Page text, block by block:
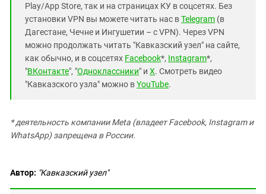
Play/App Store, так и на страницах КУ в соцсетях. Без
установки VPN вы можете читать нас вTelegram (в
Дагестане, Чечне и Ингушетии – с VPN). Через VPN
можно продолжать читать "Кавказский узел" на сайте,
как обычно, и в соцсетях Facebook*, Instagram*,
"ВКонтакте", "Одноклассники" и X. Смотреть видео
"Кавказского узла" можно вYouTube.
* деятельность компании Meta (владеет Facebook, Instagram и
WhatsApp) запрещена в России.
Автор: "Кавказский узел"